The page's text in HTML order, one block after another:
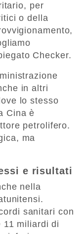
per
o della
Checker.
in altri
lo stesso
Cina è
petrolifero.
ma
e risultati
nella
sanitari con
miliardi di